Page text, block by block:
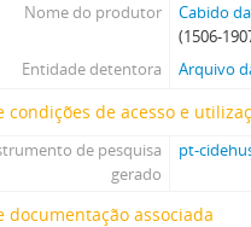
Nome do produtor
Cabido
(1506-
Entidade detentora
Arquivo
condições de acesso e
de pesquisa
gerado
pt-
documentação associada